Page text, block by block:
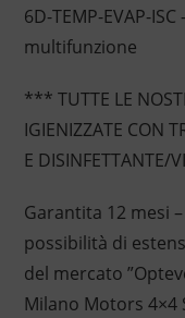
6D-TEMP-EVAP-
multifunzione
*** TUTTE LE
IGIENIZZATE CON
E DISINFETTANTE/
Garantita 12 mesi
possibilità di
del mercato
Milano Motors 4×4